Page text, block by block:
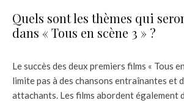
Quels sont les thèmes qui
dans « Tous en scène 3 » ?
Le succès des deux premiers films « Tous
limite pas à des chansons entraînantes et
attachants. Les films abordent également